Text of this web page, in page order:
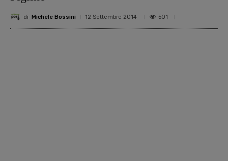
di Michele Bossini 12 Settembre 2014 501